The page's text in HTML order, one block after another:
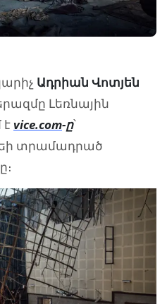
Ադրիան Վոտյեն
Լեռնային
է vice.com-ը՝
տրամադրած